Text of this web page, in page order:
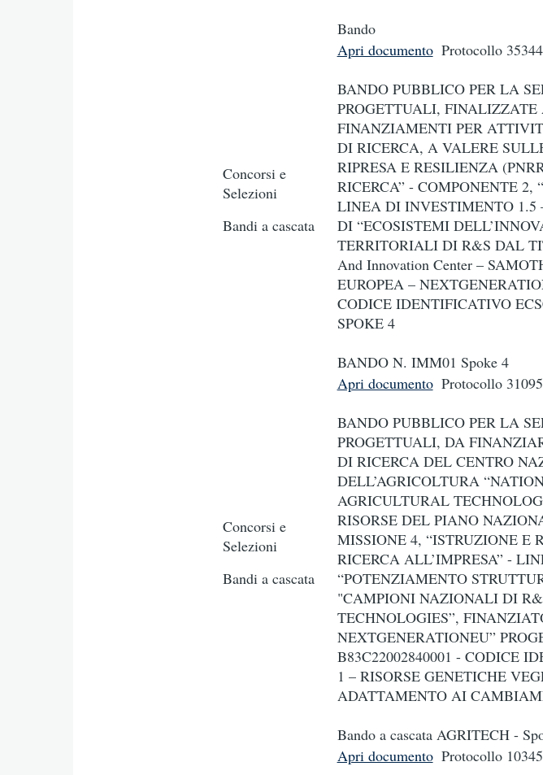
Bando
Concorsi e
Selezioni
Bandi a cascata
Apri documento Protocollo 35344
BANDO PUBBLICO PER LA
PROGETTUALI,
FINANZIAMENTI PER
DI RICERCA, A VALERE
RIPRESA E RESILIENZA
RICERCA” - COMPONENTE 2,
LINEA DI INVESTIMENTO 1.5
DI “ECOSISTEMI
TERRITORIALI DI R&S DAL
And Innovation Center –
EUROPEA –
CODICE IDENTIFICATIVO
SPOKE 4
BANDO N. IMM01 Spoke 4
Concorsi e
Selezioni
Bandi a cascata
Apri documento Protocollo 31095
BANDO PUBBLICO PER LA
PROGETTUALI, DA
DI RICERCA DEL CENTRO
DELL’AGRICOLTURA
AGRICULTURAL
RISORSE DEL PIANO
MISSIONE 4, “ISTRUZIONE E
RICERCA ALL’IMPRESA” -
“POTENZIAMENTO
"CAMPIONI NAZIONALI DI
TECHNOLOGIES”,
NEXTGENERATIONEU”
B83C22002840001 - CODICE
1 – RISORSE GENETICHE
ADATTAMENTO AI
Bando a cascata AGRITECH -
Apri documento Protocollo 10345